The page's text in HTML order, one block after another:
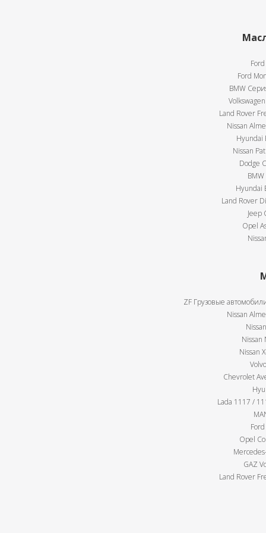
Ford
BMW
Land Rover
Nissan
Hyundai
Nissan
Dodge
Hyundai
Land Rover
Jeep
Opel
ZF Грузовые
Nissan
Nissan
Nissan
Chevrolet
Lada 1117 /
Opel
GAZ
Land Rover